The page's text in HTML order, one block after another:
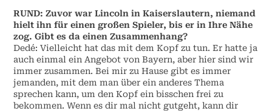
RUND:Zuvor war Lincoln in Kaiserslautern, niemand
hielt ihn für einen großen Spieler, bis er in Ihre Nähe
zog. Gibt es da einen Zusammenhang?
Dedé: Vielleicht hat das mit dem Kopf zu tun. Er hatte ja
auch einmal ein Angebot von Bayern, aber hier sind wir
immer zusammen. Bei mir zu Hause gibt es immer
jemanden, mit dem man über ein anderes Thema
sprechen kann, um den Kopf ein bisschen frei zu
bekommen. Wenn es dir mal nicht gutgeht, kann dir